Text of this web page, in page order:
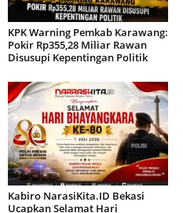
KPK Warning Pemkab Karawang:
Pokir Rp355,28 Miliar Rawan
Disusupi Kepentingan Politik
Kabiro NarasiKita.ID Bekasi
Ucapkan Selamat Hari